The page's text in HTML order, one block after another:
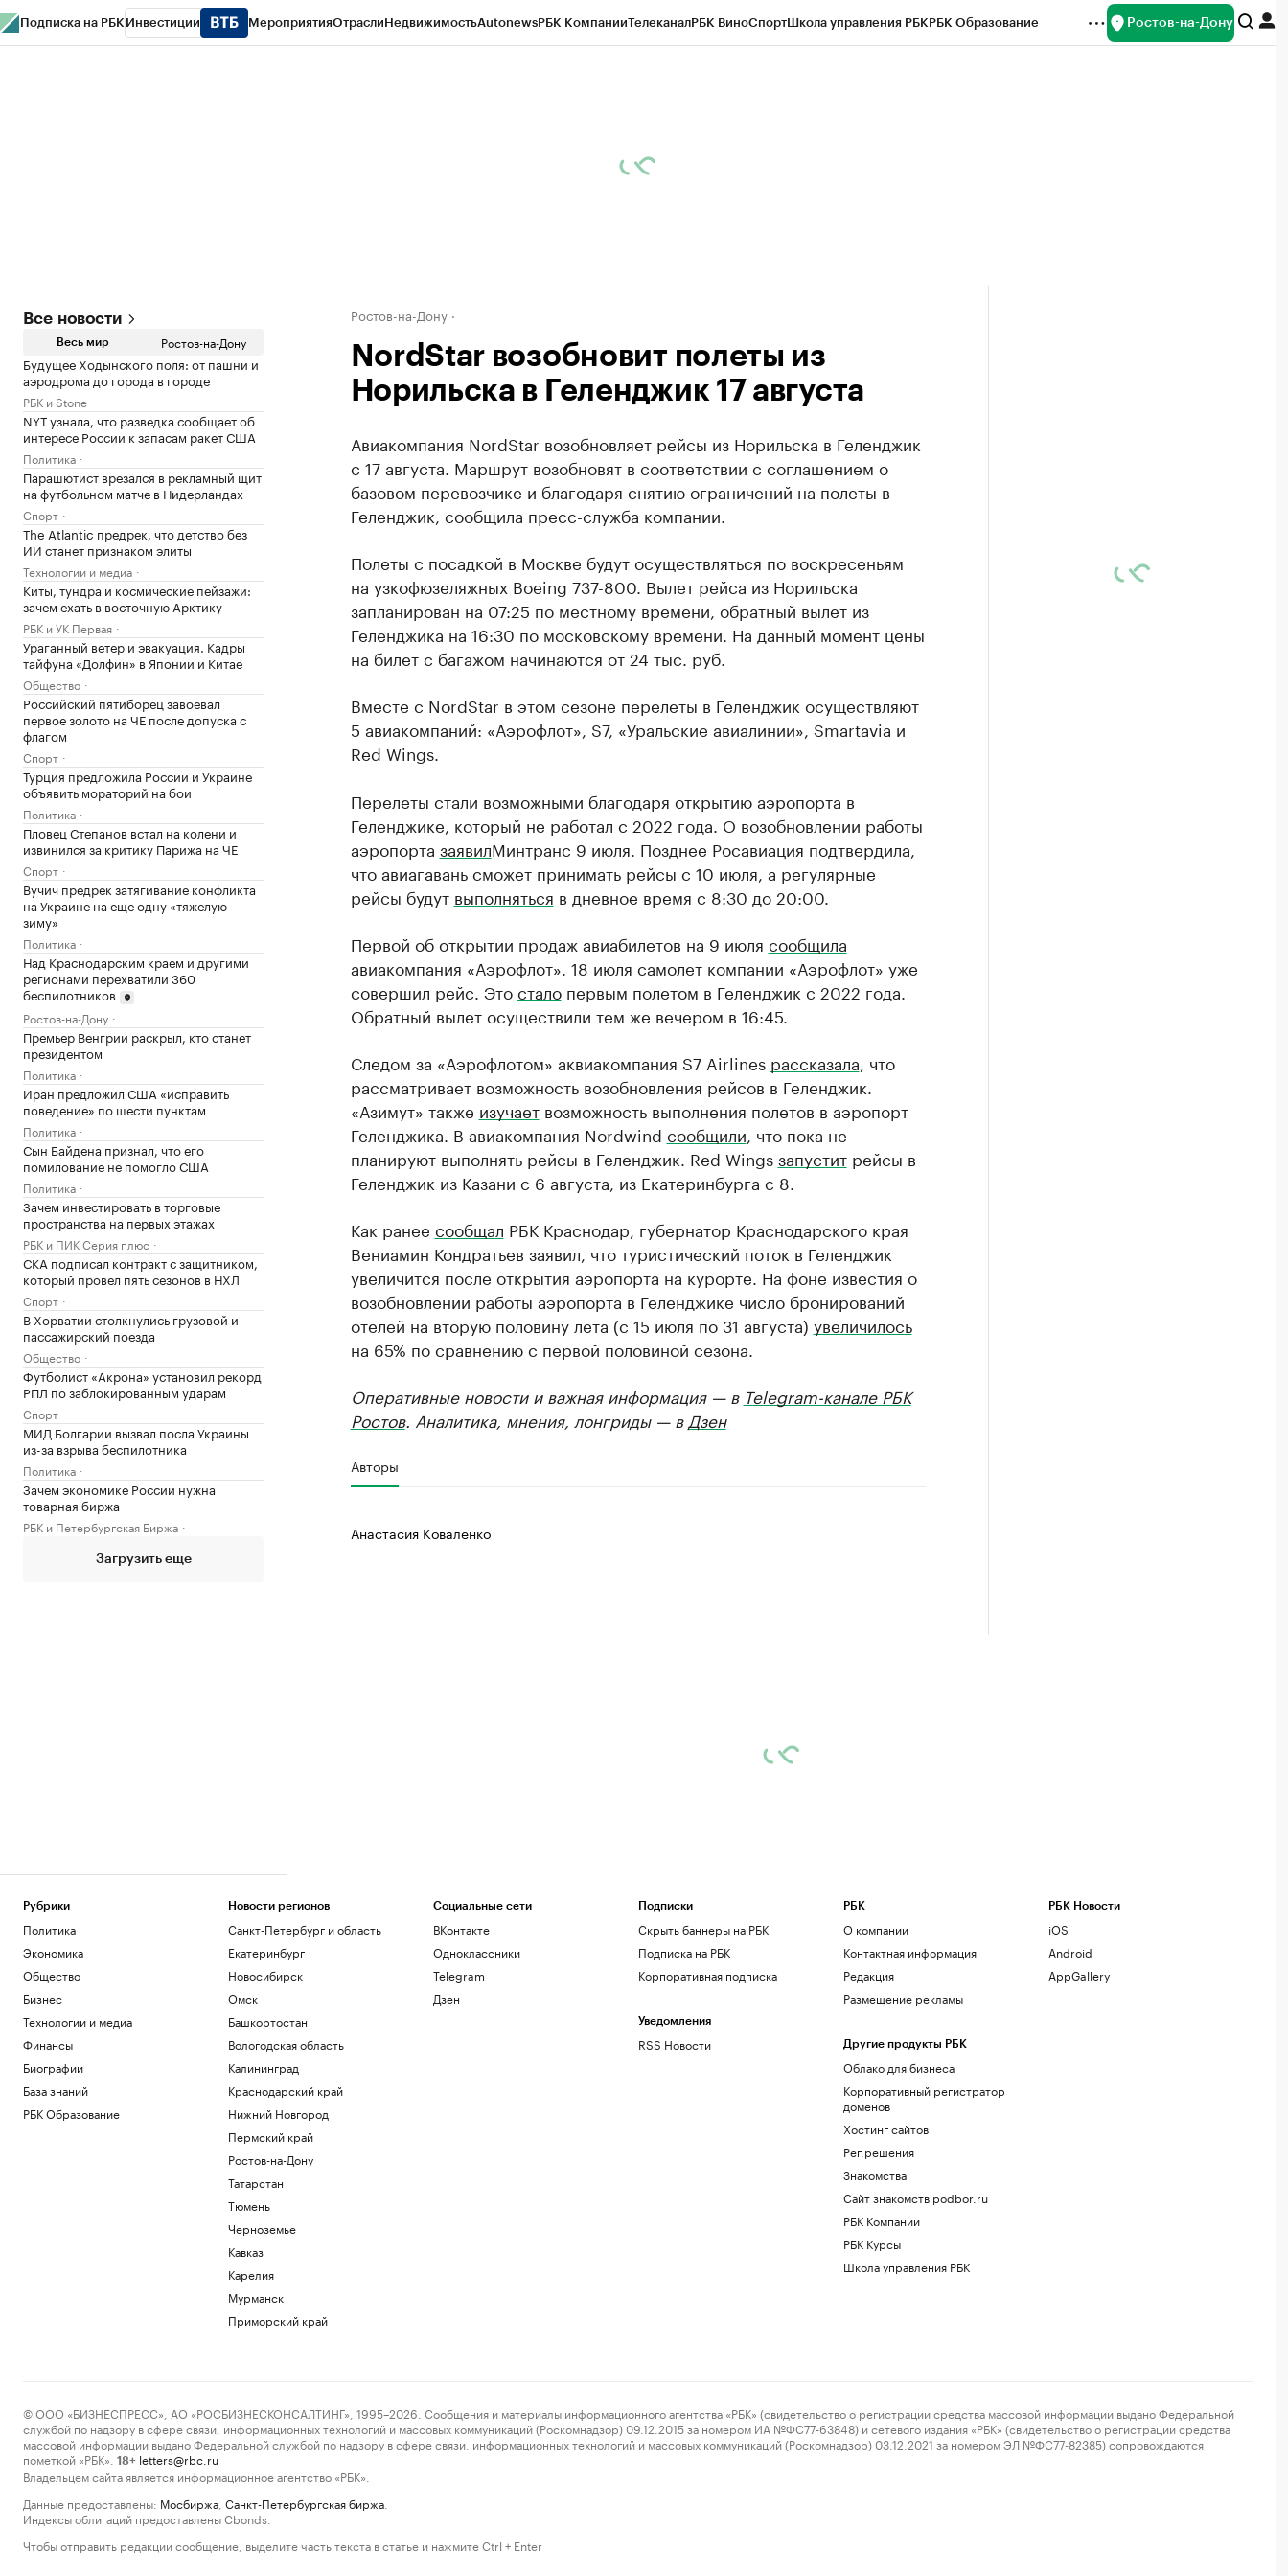
Подписка на РБК Инвестиции МероприятияОтраслиНедвижимостьAutonewsРБК КомпанииТелеканалРБК ВиноСпортШкола управления РБКРБК Образование Ростов-на-Дону
Все новости
Весь мир Ростов-на-Дону
Будущее Ходынского поля: от пашни и
аэродрома до города в городе
РБК и Stone
NYT узнала, что разведка сообщает об
интересе России к запасам ракет США
Политика
Парашютист врезался в рекламный щит
на футбольном матче в Нидерландах
Спорт
The Atlantic предрек, что детство без
ИИ станет признаком элиты
Технологии и медиа
Киты, тундра и космические пейзажи:
зачем ехать в восточную Арктику
РБК и УК Первая
Ураганный ветер и эвакуация. Кадры
тайфуна «Долфин» в Японии и Китае
Общество
Российский пятиборец завоевал
первое золото на ЧЕ после допуска с
флагом
Спорт
Турция предложила России и Украине
объявить мораторий на бои
Политика
Пловец Степанов встал на колени и
извинился за критику Парижа на ЧЕ
Спорт
Вучич предрек затягивание конфликта
на Украине на еще одну «тяжелую
зиму»
Политика
Над Краснодарским краем и другими
регионами перехватили 360
беспилотников
Ростов-на-Дону
Премьер Венгрии раскрыл, кто станет
президентом
Политика
Иран предложил США «исправить
поведение» по шести пунктам
Политика
Сын Байдена признал, что его
помилование не помогло США
Политика
Зачем инвестировать в торговые
пространства на первых этажах
РБК и ПИК Серия плюс
СКА подписал контракт с защитником,
который провел пять сезонов в НХЛ
Спорт
В Хорватии столкнулись грузовой и
пассажирский поезда
Общество
Футболист «Акрона» установил рекорд
РПЛ по заблокированным ударам
Спорт
МИД Болгарии вызвал посла Украины
из-за взрыва беспилотника
Политика
Зачем экономике России нужна
товарная биржа
РБК и Петербургская Биржа
Загрузить еще
Ростов-на-Дону
NordStar возобновит полеты из
Норильска в Геленджик 17 августа
Авиакомпания NordStar возобновляет рейсы из Норильска в Геленджик
с 17 августа. Маршрут возобновят в соответствии с соглашением о
базовом перевозчике и благодаря снятию ограничений на полеты в
Геленджик, сообщила пресс-служба компании.
Полеты с посадкой в Москве будут осуществляться по воскресеньям
на узкофюзеляжных Boeing 737-800. Вылет рейса из Норильска
запланирован на 07:25 по местному времени, обратный вылет из
Геленджика на 16:30 по московскому времени. На данный момент цены
на билет с багажом начинаются от 24 тыс. руб.
Вместе с NordStar в этом сезоне перелеты в Геленджик осуществляют
5 авиакомпаний: «Аэрофлот», S7, «Уральские авиалинии», Smartavia и
Red Wings.
Перелеты стали возможными благодаря открытию аэропорта в
Геленджике, который не работал с 2022 года. О возобновлении работы
аэропорта заявилМинтранс 9 июля. Позднее Росавиация подтвердила,
что авиагавань сможет принимать рейсы с 10 июля, а регулярные
рейсы будут выполняться в дневное время с 8:30 до 20:00.
Первой об открытии продаж авиабилетов на 9 июля сообщила
авиакомпания «Аэрофлот». 18 июля самолет компании «Аэрофлот» уже
совершил рейс. Этосталопервым полетом в Геленджик с 2022 года.
Обратный вылет осуществили тем же вечером в 16:45.
Следом за «Аэрофлотом» аквиакомпания S7 Airlines рассказала , что
рассматривает возможность возобновления рейсов в Геленджик.
«Азимут» также изучаетвозможность выполнения полетов в аэропорт
Геленджика. В авиакомпания Nordwind сообщили , что пока не
планируют выполнять рейсы в Геленджик. Red Wingsзапуститрейсы в
Геленджик из Казани с 6 августа, из Екатеринбурга с 8.
Как ранее сообщал РБК Краснодар, губернатор Краснодарского края
Вениамин Кондратьев заявил, что туристический поток в Геленджик
увеличится после открытия аэропорта на курорте. На фоне известия о
возобновлении работы аэропорта в Геленджике число бронирований
отелей на вторую половину лета (с 15 июля по 31 августа) увеличилось
на 65% по сравнению с первой половиной сезона.
Оперативные новости и важная информация — в Telegram-канале РБК
Ростов. Аналитика, мнения, лонгриды — в Дзен
Авторы
Анастасия Коваленко
Рубрики
Политика
Экономика
Общество
Бизнес
Технологии и медиа
Финансы
Биографии
База знаний
РБК Образование
Новости регионов
Санкт-Петербург и область
Екатеринбург
Новосибирск
Омск
Башкортостан
Вологодская область
Калининград
Краснодарский край
Нижний Новгород
Пермский край
Ростов-на-Дону
Татарстан
Тюмень
Черноземье
Кавказ
Карелия
Мурманск
Приморский край
Социальные сети
ВКонтакте
Одноклассники
Telegram
Дзен
Подписки
Скрыть баннеры на РБК
Подписка на РБК
Корпоративная подписка
Уведомления
RSS Новости
РБК
О компании
Контактная информация
Редакция
Размещение рекламы
Другие продукты РБК
Облако для бизнеса
Корпоративный регистратор
доменов
Хостинг сайтов
Рег.решения
Знакомства
Сайт знакомств podbor.ru
РБК Компании
РБК Курсы
Школа управления РБК
РБК Новости
iOS
Android
AppGallery
© ООО «БИЗНЕСПРЕСС», АО «РОСБИЗНЕСКОНСАЛТИНГ», 1995–2026. Сообщения и материалы информационного агентства «РБК» (свидетельство о регистрации средства массовой информации выдано Федеральной
службой по надзору в сфере связи, информационных технологий и массовых коммуникаций (Роскомнадзор) 09.12.2015 за номером ИА №ФС77-63848) и сетевого издания «РБК» (свидетельство о регистрации средства
массовой информации выдано Федеральной службой по надзору в сфере связи, информационных технологий и массовых коммуникаций (Роскомнадзор) 03.12.2021 за номером ЭЛ №ФС77-82385) сопровождаются
пометкой «РБК».
18+ letters@rbc.ru
Владельцем сайта является информационное агентство «РБК».
Данные предоставлены: Мосбиржа Санкт-Петербургская биржа
Индексы облигаций предоставлены Cbonds.
Чтобы отправить редакции сообщение, выделите часть текста в статье и нажмите Ctrl + Enter